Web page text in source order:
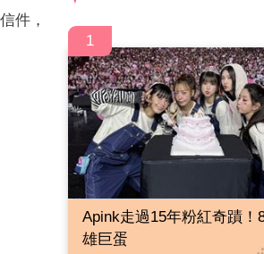
件，
1
Apink走過15年粉紅奇蹟！
雄巨蛋